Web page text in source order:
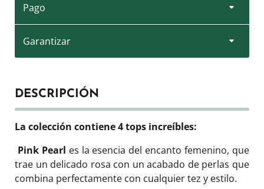
Pago
Garantizar
DESCRIPCIÓN
La colección contiene 4 tops increíbles:
Pink Pearl es la esencia del encanto femenino, que
trae un delicado rosa con un acabado de perlas que
combina perfectamente con cualquier tez y estilo.